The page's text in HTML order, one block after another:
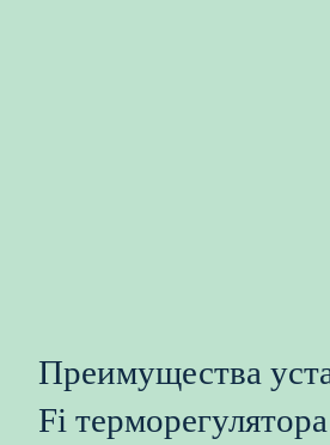
Преимущества
Fi терморегулятора